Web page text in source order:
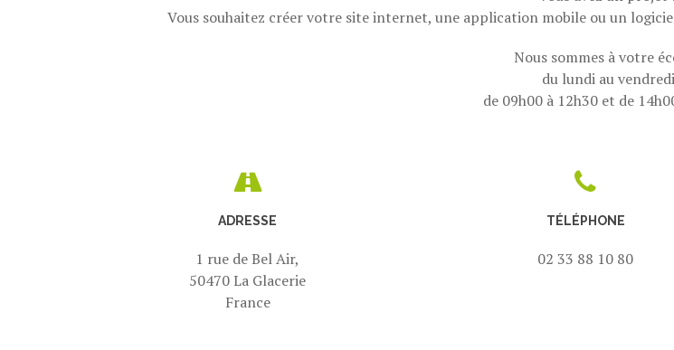
Vous souhaitez créer votre site internet, une application mobile ou un
Nous sommes à votre
du lundi au vendredi
de 09h00 à 12h30 et de
ADRESSE
1 rue de Bel Air,
50470 La Glacerie
France
TÉLÉPHONE
02 33 88 10 80